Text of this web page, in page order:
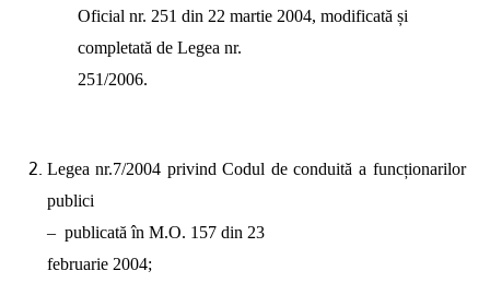
Oficial nr. 251 din 22 martie 2004, modificată și
completată de Legea nr.
251/2006.
Legea nr.7/2004 privind Codul de conduită a funcționarilor
publici
– publicată în M.O. 157 din 23
februarie 2004;